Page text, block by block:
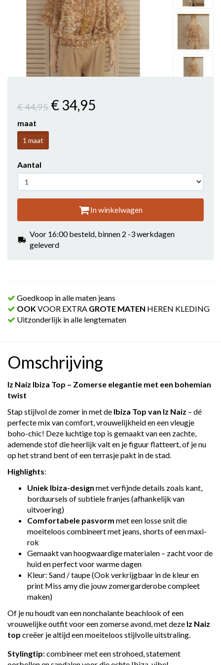
€ 44,95 € 34,95
maat
1 maat
Aantal
In winkelwagen
Voor 16:00 besteld, binnen 2 -3 werkdagen
geleverd
Goedkoop in alle maten jeans
OOKVOOR EXTRA GROTE MATEN HEREN KLEDING
Uitzonderlijk in alle lengtematen
Omschrijving
Iz Naiz Ibiza Top – Zomerse elegantie met een bohemian
twist
Stap stijlvol de zomer in met de Ibiza Top van Iz Naiz – dé
perfecte mix van comfort, vrouwelijkheid en een vleugje
boho-chic! Deze luchtige top is gemaakt van een zachte,
ademende stof die heerlijk valt en je figuur flatteert, of je nu
op het strand bent of een terrasje pakt in de stad.
Highlights:
Uniek Ibiza-design met verfijnde details zoals kant,
borduursels of subtiele franjes (afhankelijk van
uitvoering)
Comfortabele pasvorm met een losse snit die
moeiteloos combineert met jeans, shorts of een maxi-
rok
Gemaakt van hoogwaardige materialen – zacht voor de
huid en perfect voor warme dagen
Kleur: Sand / taupe (Ook verkrijgbaar in de kleur en
print Miss amy die jouw zomergarderobe compleet
maken)
Of je nu houdt van een nonchalante beachlook of een
vrouwelijke outfit voor een zomerse avond, met deze Iz Naiz
top creëer je altijd een moeiteloos stijlvolle uitstraling.
Stylingtip: combineer met een strohoed, statement